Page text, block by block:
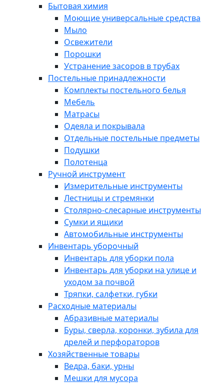
Бытовая химия
Моющие универсальные средства
Мыло
Освежители
Порошки
Устранение засоров в трубах
Постельные принадлежности
Комплекты постельного белья
Мебель
Матрасы
Одеяла и покрывала
Отдельные постельные предметы
Подушки
Полотенца
Ручной инструмент
Измерительные инструменты
Лестницы и стремянки
Столярно-слесарные инструменты
Сумки и ящики
Автомобильные инструменты
Инвентарь уборочный
Инвентарь для уборки пола
Инвентарь для уборки на улице и
уходом за почвой
Тряпки, салфетки, губки
Расходные материалы
Абразивные материалы
Буры, сверла, коронки, зубила для
дрелей и перфораторов
Хозяйственные товары
Ведра, баки, урны
Мешки для мусора